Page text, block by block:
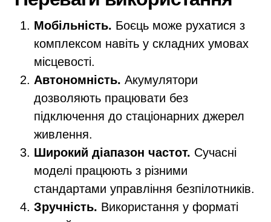
Мобільність. Боєць може рухатися з
комплексом навіть у складних умовах
місцевості.
Автономність. Акумулятори
дозволяють працювати без
підключення до стаціонарних джерел
живлення.
Широкий діапазон частот. Сучасні
моделі працюють з різними
стандартами управління безпілотників.
Зручність. Використання у форматі